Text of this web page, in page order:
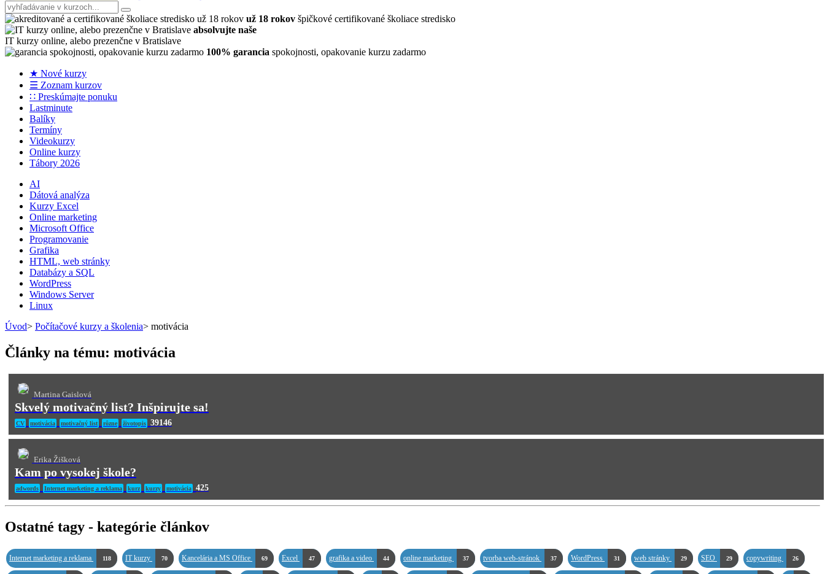
už 18 rokov špičkové certifikované školiace stredisko
absolvujte naše
IT kurzy online, alebo prezenčne v Bratislave
100% garancia spokojnosti, opakovanie kurzu zadarmo
★ Nové kurzy
☰ Zoznam kurzov
∷ Preskúmajte ponuku
Lastminute
Balíky
Termíny
Videokurzy
Online kurzy
Tábory 2026
AI
Dátová analýza
Kurzy Excel
Online marketing
Microsoft Office
Programovanie
Grafika
HTML, web stránky
Databázy a SQL
WordPress
Windows Server
Linux
Úvod> Počítačové kurzy a školenia> motivácia
Články na tému: motivácia
Martina Gaislová
Skvelý motivačný list? Inšpirujte sa!
CV motivácia motivačný list rôzne životopis 39146
Erika Žišková
Kam po vysokej škole?
adwords Internet marketing a reklama kurz kurzy motivácia 425
Ostatné tagy - kategórie článkov
Internet marketing a reklama 118 IT kurzy 70 Kancelária a MS Office 69 Excel 47 grafika a video 44 online marketing 37 tvorba web-stránok 37 WordPress 31 web stránky 29 SEO 29 copywriting 26